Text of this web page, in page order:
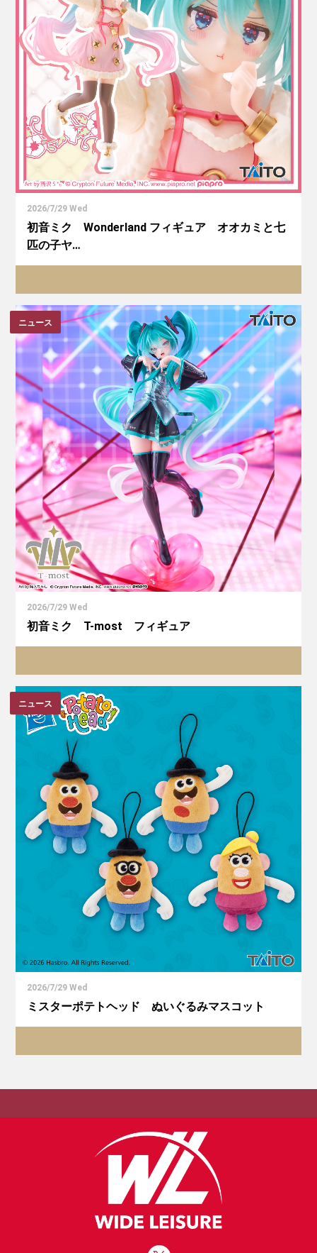
2026/7/29 Wed
初音ミク Wonderland フィギュア オオカミと七
匹の子ヤ…
ニュース
2026/7/29 Wed
初音ミク T-most フィギュア
ニュース
2026/7/29 Wed
ミスターポテトヘッド ぬいぐるみマスコット